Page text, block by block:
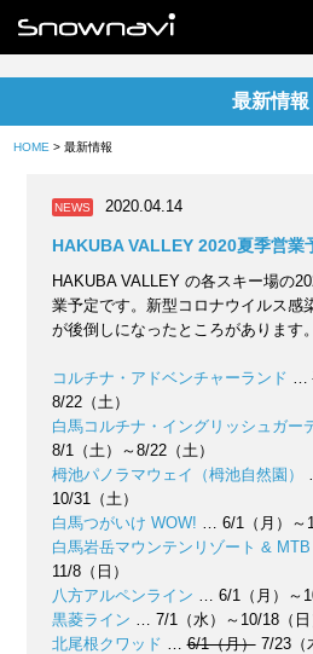
最新情報
HOME > 最新情報
NEWS 2020.04.14
HAKUBA VALLEY 2020夏季営業
HAKUBA VALLEY の各スキー場の
業予定です。新型コロナウイルス感
が後倒しになったところがあります。
コルチナ・アドベンチャーランド …
8/22（土）
白馬コルチナ・イングリッシュガー
8/1（土）～8/22（土）
栂池パノラマウェイ（栂池自然園）
10/31（土）
白馬つがいけ WOW! … 6/1（月）～
白馬岩岳マウンテンリゾート &
11/8（日）
八方アルペンライン … 6/1（月）～
黒菱ライン … 7/1（水）～10/18（日
北尾根クワッド …6/1（月）7/23（